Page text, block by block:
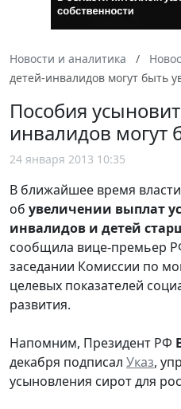
Новости и аналитика
детей-инвалидов могут быть
Пособия
инвалидов могут
24 января 2013 10:35
В ближайшее время
об увеличении выплат
инвалидов и детей
сообщила вице-премьер
заседании Комиссии по
целевых показателей
развития.
Напомним, Президент РФ
декабря подписал Указ,
усыновления сирот для